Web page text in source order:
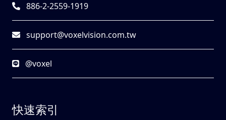
886-2-2559-1919
support@voxelvision.com.tw
@voxel
快速索引